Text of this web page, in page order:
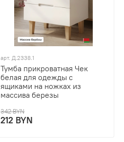
арт.Д.2338.1
Тумба прикроватная Чек
белая для одежды с
ящиками на ножках из
массива березы
342 BYN
212 BYN